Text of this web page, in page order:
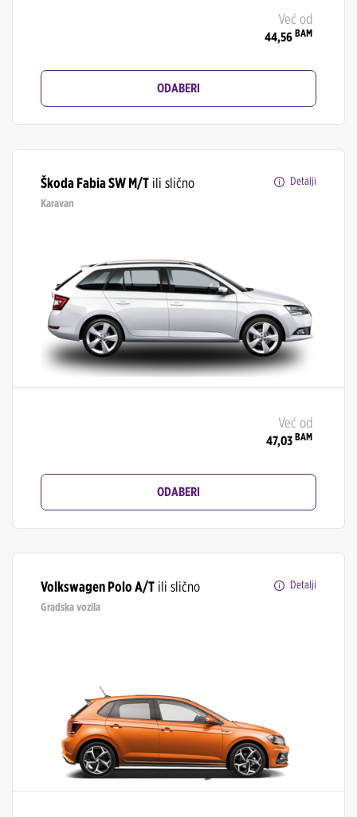
Već od
44,56 BAM
ODABERI
Škoda Fabia SW M/T ili slično
Detalji
Karavan
Već od
47,03 BAM
ODABERI
Volkswagen Polo A/T ili slično
Detalji
Gradska vozila